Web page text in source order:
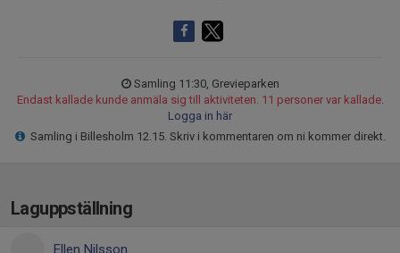
Samling 11:30, Grevieparken
Endast kallade kunde anmäla sig till aktiviteten. 11 personer var kallade.
Logga in här
Samling i Billesholm 12.15. Skriv i kommentaren om ni kommer direkt.
Laguppställning
Ellen Nilsson